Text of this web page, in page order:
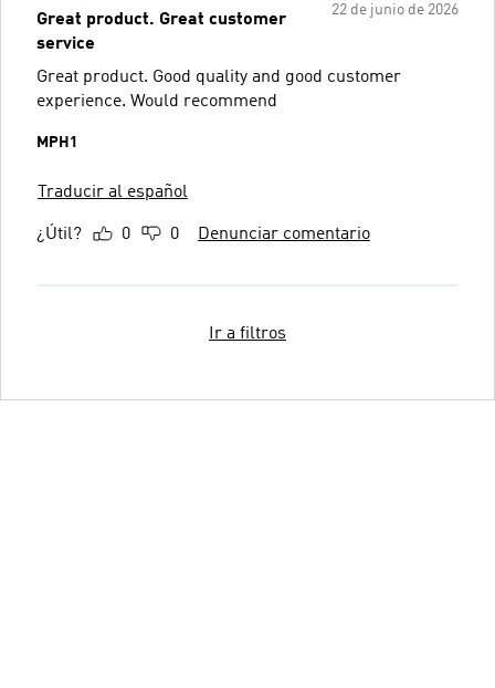
22 de junio de 2026
Great product. Great customer
service
Great product. Good quality and good customer
experience. Would recommend
MPH1
Traducir al español
¿Útil? 0 0 Denunciar comentario
Ir a filtros